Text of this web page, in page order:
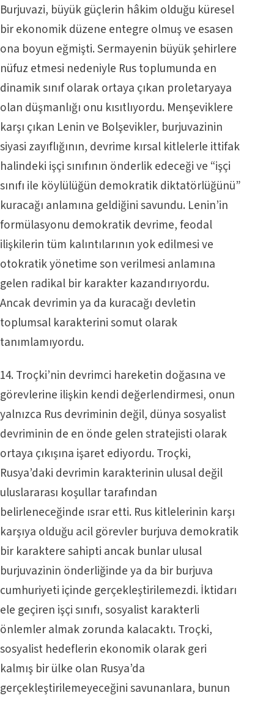
Burjuvazi, büyük güçlerin hâkim olduğu küresel
bir ekonomik düzene entegre olmuş ve esasen
ona boyun eğmişti. Sermayenin büyük şehirlere
nüfuz etmesi nedeniyle Rus toplumunda en
dinamik sınıf olarak ortaya çıkan proletaryaya
olan düşmanlığı onu kısıtlıyordu. Menşeviklere
karşı çıkan Lenin ve Bolşevikler, burjuvazinin
siyasi zayıflığının, devrime kırsal kitlelerle ittifak
halindeki işçi sınıfının önderlik edeceği ve “işçi
sınıfı ile köylülüğün demokratik diktatörlüğünü”
kuracağı anlamına geldiğini savundu. Lenin’in
formülasyonu demokratik devrime, feodal
ilişkilerin tüm kalıntılarının yok edilmesi ve
otokratik yönetime son verilmesi anlamına
gelen radikal bir karakter kazandırıyordu.
Ancak devrimin ya da kuracağı devletin
toplumsal karakterini somut olarak
tanımlamıyordu.
14. Troçki’nin devrimci hareketin doğasına ve
görevlerine ilişkin kendi değerlendirmesi, onun
yalnızca Rus devriminin değil, dünya sosyalist
devriminin de en önde gelen stratejisti olarak
ortaya çıkışına işaret ediyordu. Troçki,
Rusya’daki devrimin karakterinin ulusal değil
uluslararası koşullar tarafından
belirleneceğinde ısrar etti. Rus kitlelerinin karşı
karşıya olduğu acil görevler burjuva demokratik
bir karaktere sahipti ancak bunlar ulusal
burjuvazinin önderliğinde ya da bir burjuva
cumhuriyeti içinde gerçekleştirilemezdi. İktidarı
ele geçiren işçi sınıfı, sosyalist karakterli
önlemler almak zorunda kalacaktı. Troçki,
sosyalist hedeflerin ekonomik olarak geri
kalmış bir ülke olan Rusya’da
gerçekleştirilemeyeceğini savunanlara, bunun